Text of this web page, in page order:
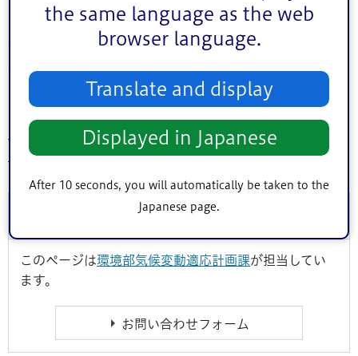
the same language as the web
browser language.
Translate and display
Displayed in Japanese
After 10 seconds, you will automatically be taken to the
Japanese page.
削減に表れたものです。
今後も、区民・事業者のみなさんとともに、温室効果ガス
詳しくは下記をご覧ください。
2020年(令和2年)度 江戸川区内の温室効果ガス・二酸化炭
素排出量（PDF：395KB）
このページに関するお問い合わせ
このページは環境部気候変動適応計画課が担当してい
ます。